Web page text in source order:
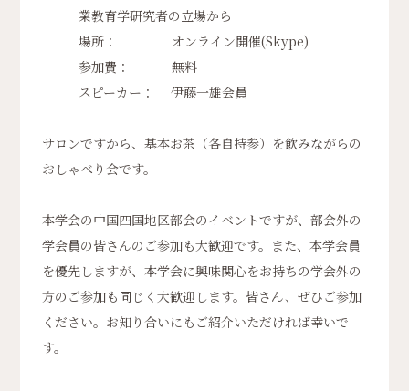
業教育学研究者の立場から
場所： オンライン開催(Skype)
参加費： 無料
スピーカー： 伊藤一雄会員
サロンですから、基本お茶（各自持参）を飲みながらの
おしゃべり会です。
本学会の中国四国地区部会のイベントですが、部会外の
学会員の皆さんのご参加も大歓迎です。また、本学会員
を優先しますが、本学会に興味関心をお持ちの学会外の
方のご参加も同じく大歓迎します。皆さん、ぜひご参加
ください。お知り合いにもご紹介いただければ幸いで
す。